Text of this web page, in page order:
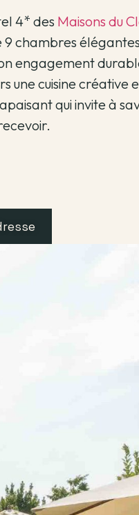
4* des Maisons du
9 chambres
engagement
cuisine créative
qui invite à